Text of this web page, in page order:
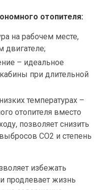
отопителя:
на рабочем месте,
– идеальное
при длительной
температурах –
отопителя вместо
позволяет снизить
CO2 и степень
избежать
продлевает жизнь